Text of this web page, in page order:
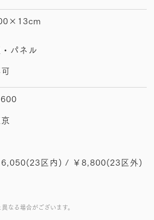
なる場合がございます。
パネル
6,050(23区内) / ￥8,800(23区外)